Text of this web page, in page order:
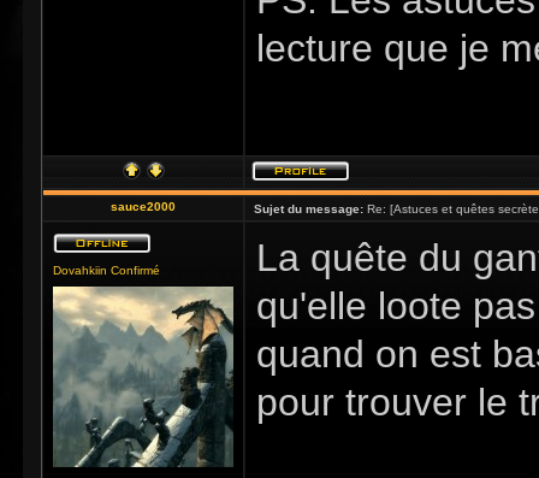
lecture que je
sauce2000 Sujet du message: Re: [Astuces et quêtes
Dovahkiin Confirmé
La quête du
qu'elle loote
quand on est
pour trouver le